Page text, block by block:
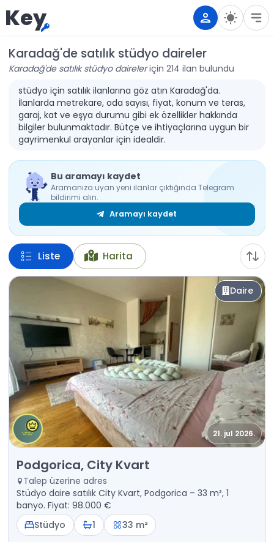
Key
Karadağ'de satılık stüdyo daireler
Karadağ'de satılık stüdyo daireleriçin 214 ilan bulundu
stüdyo için satılık ilanlarına göz atın Karadağ'da.
İlanlarda metrekare, oda sayısı, fiyat, konum ve teras,
garaj, kat ve eşya durumu gibi ek özellikler hakkında
bilgiler bulunmaktadır. Bütçe ve ihtiyaçlarına uygun bir
gayrimenkul arayanlar için idealdir.
Bu aramayı kaydet
Aramanıza uyan yeni ilanlar çıktığında Telegram
bildirimi alın.
Aramayı kaydet
Liste Harita
Daire
21. jul 2026.
Satılık - Daire Podgorica, City Kvart
Podgorica, City Kvart
Talep üzerine adres
Stüdyo daire satılık City Kvart, Podgorica – 33 m², 1
banyo. Fiyat: 98.000 €
Stüdyo
1 33 m²